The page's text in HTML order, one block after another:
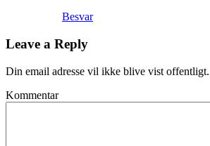
Besvar
Leave a Reply
Din email adresse vil ikke blive vist offentligt.
Kommentar